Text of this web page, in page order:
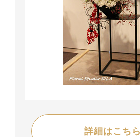
詳細はこちら